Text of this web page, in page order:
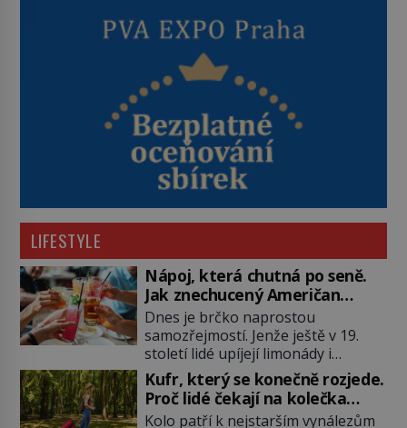
LIFESTYLE
Nápoj, která chutná po seně.
Jak znechucený Američan
vymyslel brčko
Dnes je brčko naprostou
samozřejmostí. Jenže ještě v 19.
století lidé upíjejí limonády i
koktejly dutými stébly žita nebo
žitné slámy. Fungují sice dobře,
mají ale jednu nepříjemnou
Kufr, který se konečně rozjede.
Proč lidé čekají na kolečka
téměř pět tisíc let?
Kolo patří k nejstarším vynálezům